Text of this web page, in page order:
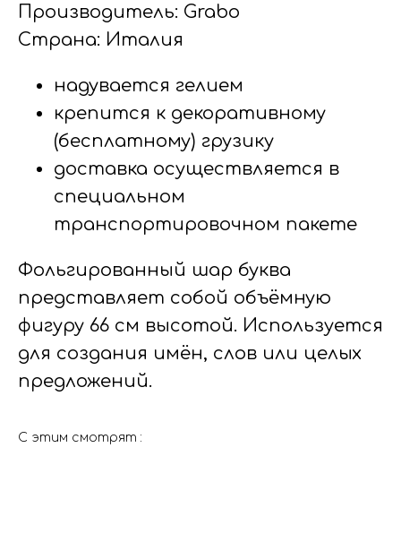
Производитель: Grabo
Страна: Италия
надувается гелием
крепится к декоративному
(бесплатному) грузику
доставка осуществляется в
специальном
транспортировочном пакете
Фольгированный шар буква
представляет собой объёмную
фигуру 66 см высотой. Используется
для создания имён, слов или целых
предложений.
С этим смотрят :